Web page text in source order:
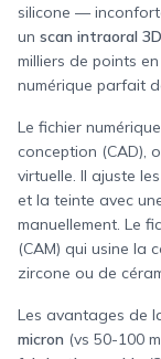
silicone —
un scan intraoral 3D
milliers de points
numérique parfait
Le fichier
conception (CAD),
virtuelle. Il ajuste
et la teinte avec
manuellement. Le
(CAM) qui usine la
zircone ou de
Les avantages de
micron (vs 50-100